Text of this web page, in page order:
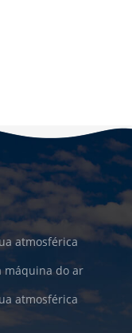
atmosférica
máquina do ar
atmosférica